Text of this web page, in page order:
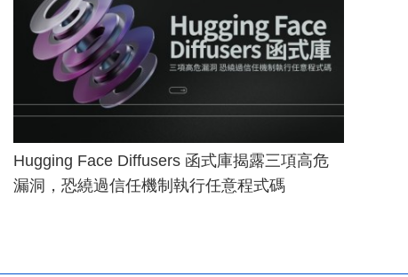
Hugging Face Diffusers 函式庫揭露三項高危
漏洞，恐繞過信任機制執行任意程式碼